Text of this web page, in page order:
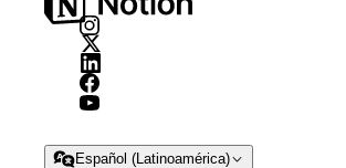
Español (Latinoamérica)